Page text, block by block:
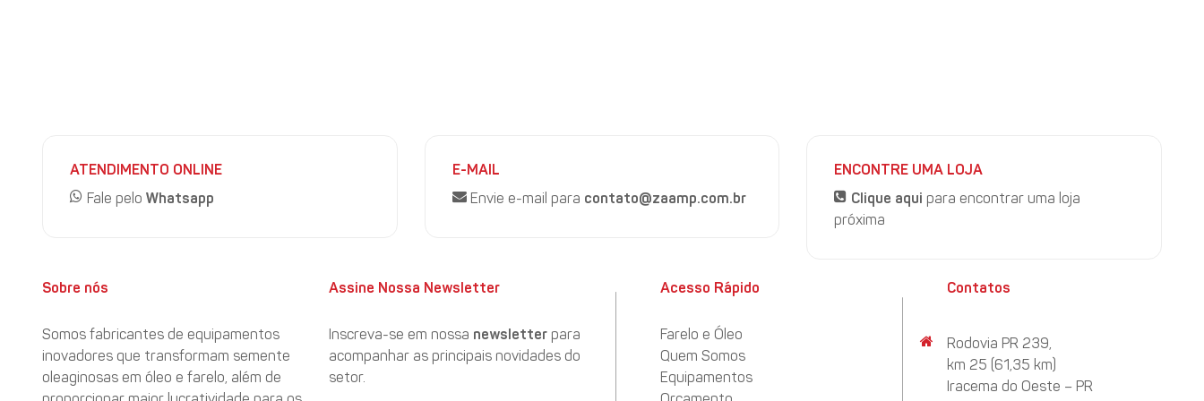
ATENDIMENTO ONLINE
Fale pelo Whatsapp
E-MAIL
Envie e-mail para contato@zaamp.com.br
ENCONTRE UMA LOJA
Clique aqui para encontrar uma loja
próxima
Sobre nós
Somos fabricantes de equipamentos
inovadores que transformam semente
oleaginosas em óleo e farelo, além de
Assine Nossa Newsletter
Inscreva-se em nossa newsletter para
acompanhar as principais novidades do
setor.
Acesso Rápido
Farelo e Óleo
Quem Somos
Equipamentos
Contatos
Rodovia PR 239,
km 25 (61,35 km)
Iracema do Oeste – PR